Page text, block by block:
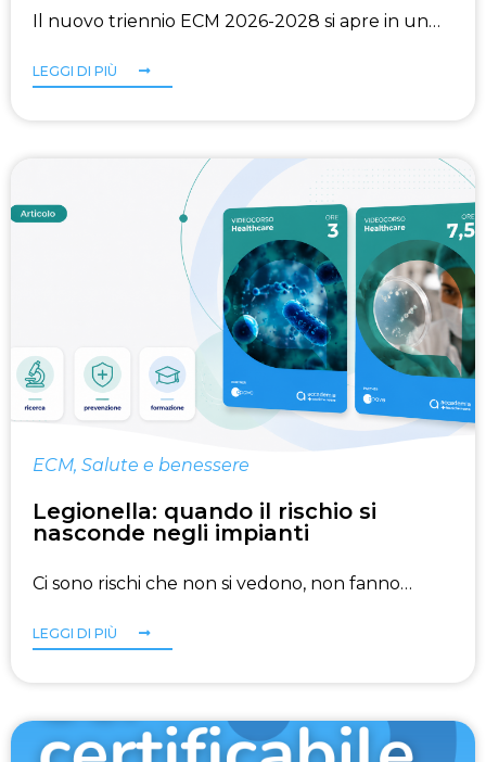
Il nuovo triennio ECM 2026-2028 si apre in un…
LEGGI DI PIÙ
ECM, Salute e benessere
Legionella: quando il rischio si
nasconde negli impianti
Ci sono rischi che non si vedono, non fanno…
LEGGI DI PIÙ